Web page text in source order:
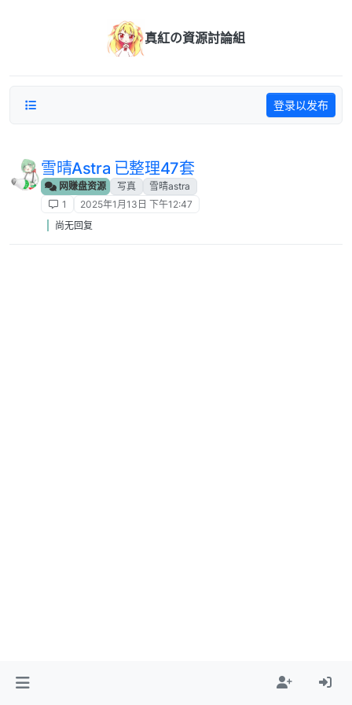
真紅の資源討論組
登录以发布
雪晴Astra 已整理47套
网赚盘资源 写真
雪晴astra
1
2025年1月13日 下午12:47
尚无回复